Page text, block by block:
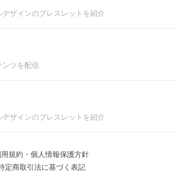
ザインのブレスレットを紹介
ンツを配信
ザインのブレスレットを紹介
規約・個人情報保護方針
定商取引法に基づく表記